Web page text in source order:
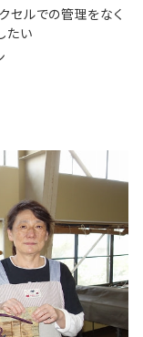
セルでの管理をなく
たい